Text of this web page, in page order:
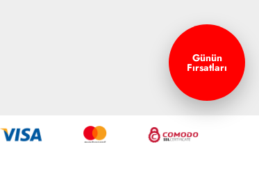
Günün
Fırsatları